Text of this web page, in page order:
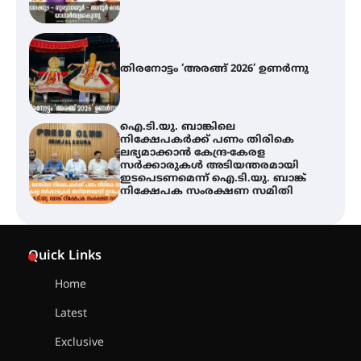
ഐ.ടി.യു. ബാങ്കിലെ
നിക്ഷേപകർക്ക് പണം തിരികെ
സർക്കാരുകൾ അടിയന്തരമായി
ഇടപെടണമെന്ന് ഐ.ടി.യു. ബാങ്ക്
നിക്ഷേപക സംരക്ഷണ സമിതി
യൂത്ത് കോൺഗ്രസ്‌ സ്ഥാപക ദിനം
കോൺഗ്രസ്
Quick Links
Home
Latest
Exclusive